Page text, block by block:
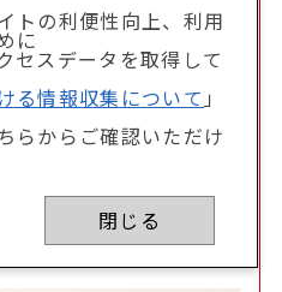
弁護士
ィ経営
トの利便性向上、利用
に
セスデータを取得して
る情報収集について 」
らからご確認いただけ
閉じる